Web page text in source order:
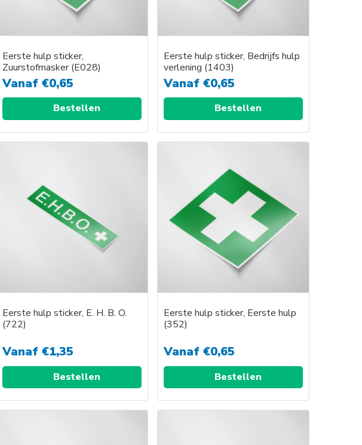
Eerste hulp sticker,
Zuurstofmasker (E028)
Vanaf€0,65
Bestellen
Eerste hulp sticker, Bedrijfs hulp
verlening (1403)
Vanaf€0,65
Bestellen
Eerste hulp sticker, E. H. B. O.
(722)
Vanaf€1,35
Bestellen
Dit
Eerste hulp sticker, Eerste hulp
(352)
Vanaf€0,65
Bestellen